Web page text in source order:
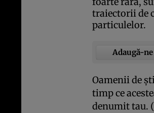
traiectorii de
particulelor.
Adaugă-
Oamenii de
timp ce
denumit tau.